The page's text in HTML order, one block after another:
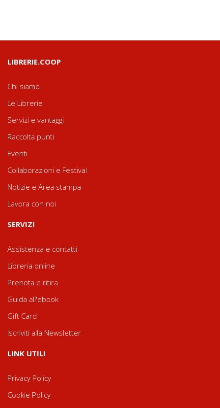
LIBRERIE.COOP
Chi siamo
Le Librerie
Servizi e vantaggi
Raccolta punti
Eventi
Collaborazioni e Festival
Notizie e Area stampa
Lavora con noi
SERVIZI
Assistenza e contatti
Libreria online
Prenota e ritira
Guida all'ebook
Gift Card
Iscriviti alla Newsletter
LINK UTILI
Privacy Policy
Cookie Policy